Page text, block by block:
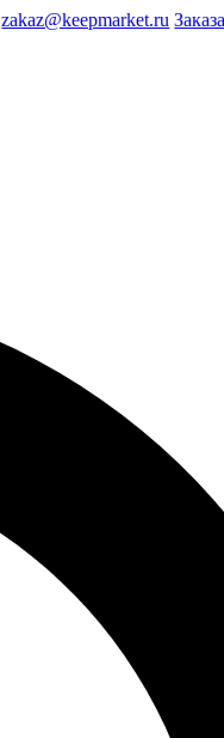
zakaz@keepmarket.ru